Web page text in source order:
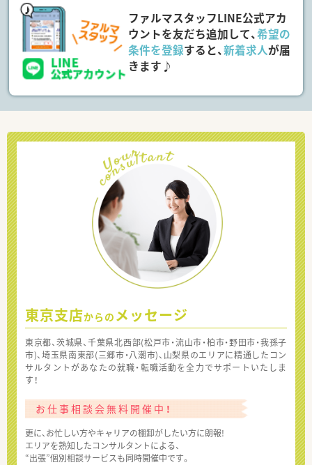
ファルマスタッフLINE公式アカ
ウントを友だち追加して、希望の
条件を登録すると、新着求人が届
きます♪
東京支店からの メッセージ
東京都、茨城県、千葉県北西部(松戸市・流山市・柏市・野田市・我孫子
市)、埼玉県南東部(三郷市・八潮市)、山梨県のエリアに精通したコン
サルタントがあなたの就職・転職活動を全力でサポートいたしま
す！
お仕事相談会無料開催中！
更に、お忙しい方やキャリアの棚卸がしたい方に朗報!
エリアを熟知したコンサルタントによる、
“出張”個別相談サービスも同時開催中です。